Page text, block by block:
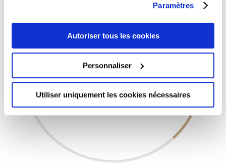
Paramètres
Autoriser tous les cookies
Personnaliser
Utiliser uniquement les cookies nécessaires